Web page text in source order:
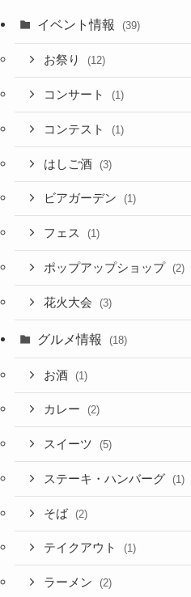
イベント情報 (39)
お祭り (12)
コンサート (1)
コンテスト (1)
はしご酒 (3)
ビアガーデン (1)
フェス (1)
ポップアップショップ (2)
花火大会 (3)
グルメ情報 (18)
お酒 (1)
カレー (2)
スイーツ (5)
ステーキ・ハンバーグ (1)
そば (2)
テイクアウト (1)
ラーメン (2)